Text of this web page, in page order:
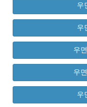
우
우
우
우
우